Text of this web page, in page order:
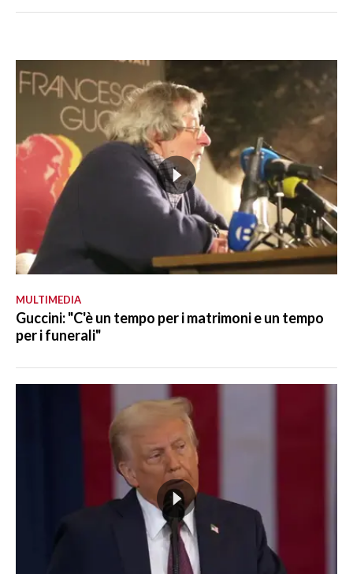
MULTIMEDIA
Guccini: "C'è un tempo per i matrimoni e un tempo
per i funerali"